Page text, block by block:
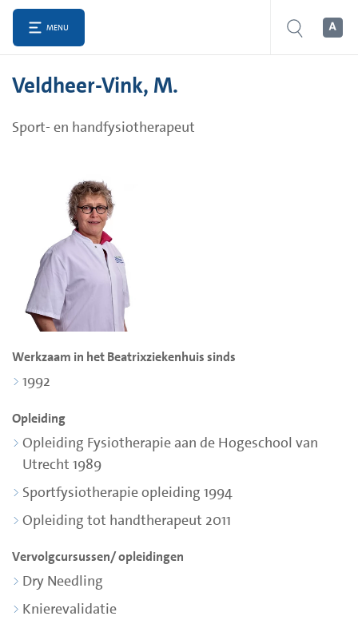
MENU
Veldheer-Vink, M.
Sport- en handfysiotherapeut
Werkzaam in het Beatrixziekenhuis sinds
1992
Opleiding
Opleiding Fysiotherapie aan de Hogeschool van
Utrecht 1989
Sportfysiotherapie opleiding 1994
Opleiding tot handtherapeut 2011
Vervolgcursussen/ opleidingen
Dry Needling
Knierevalidatie